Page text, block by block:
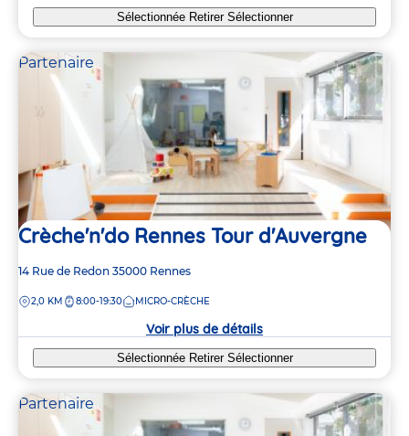
Sélectionnée Retirer Sélectionner
Partenaire
Crèche'n'do Rennes Tour d'Auvergne
Adresse
la
14 Rue de Redon 35000 Rennes
DISTANCE
2,0 KM 8:00-19:30 MICRO-CRÈCHE
Voir plus de détails
Sélectionnée Retirer Sélectionner
Partenaire